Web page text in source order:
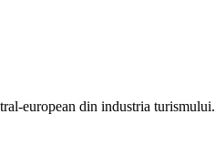
european din industria turismului.